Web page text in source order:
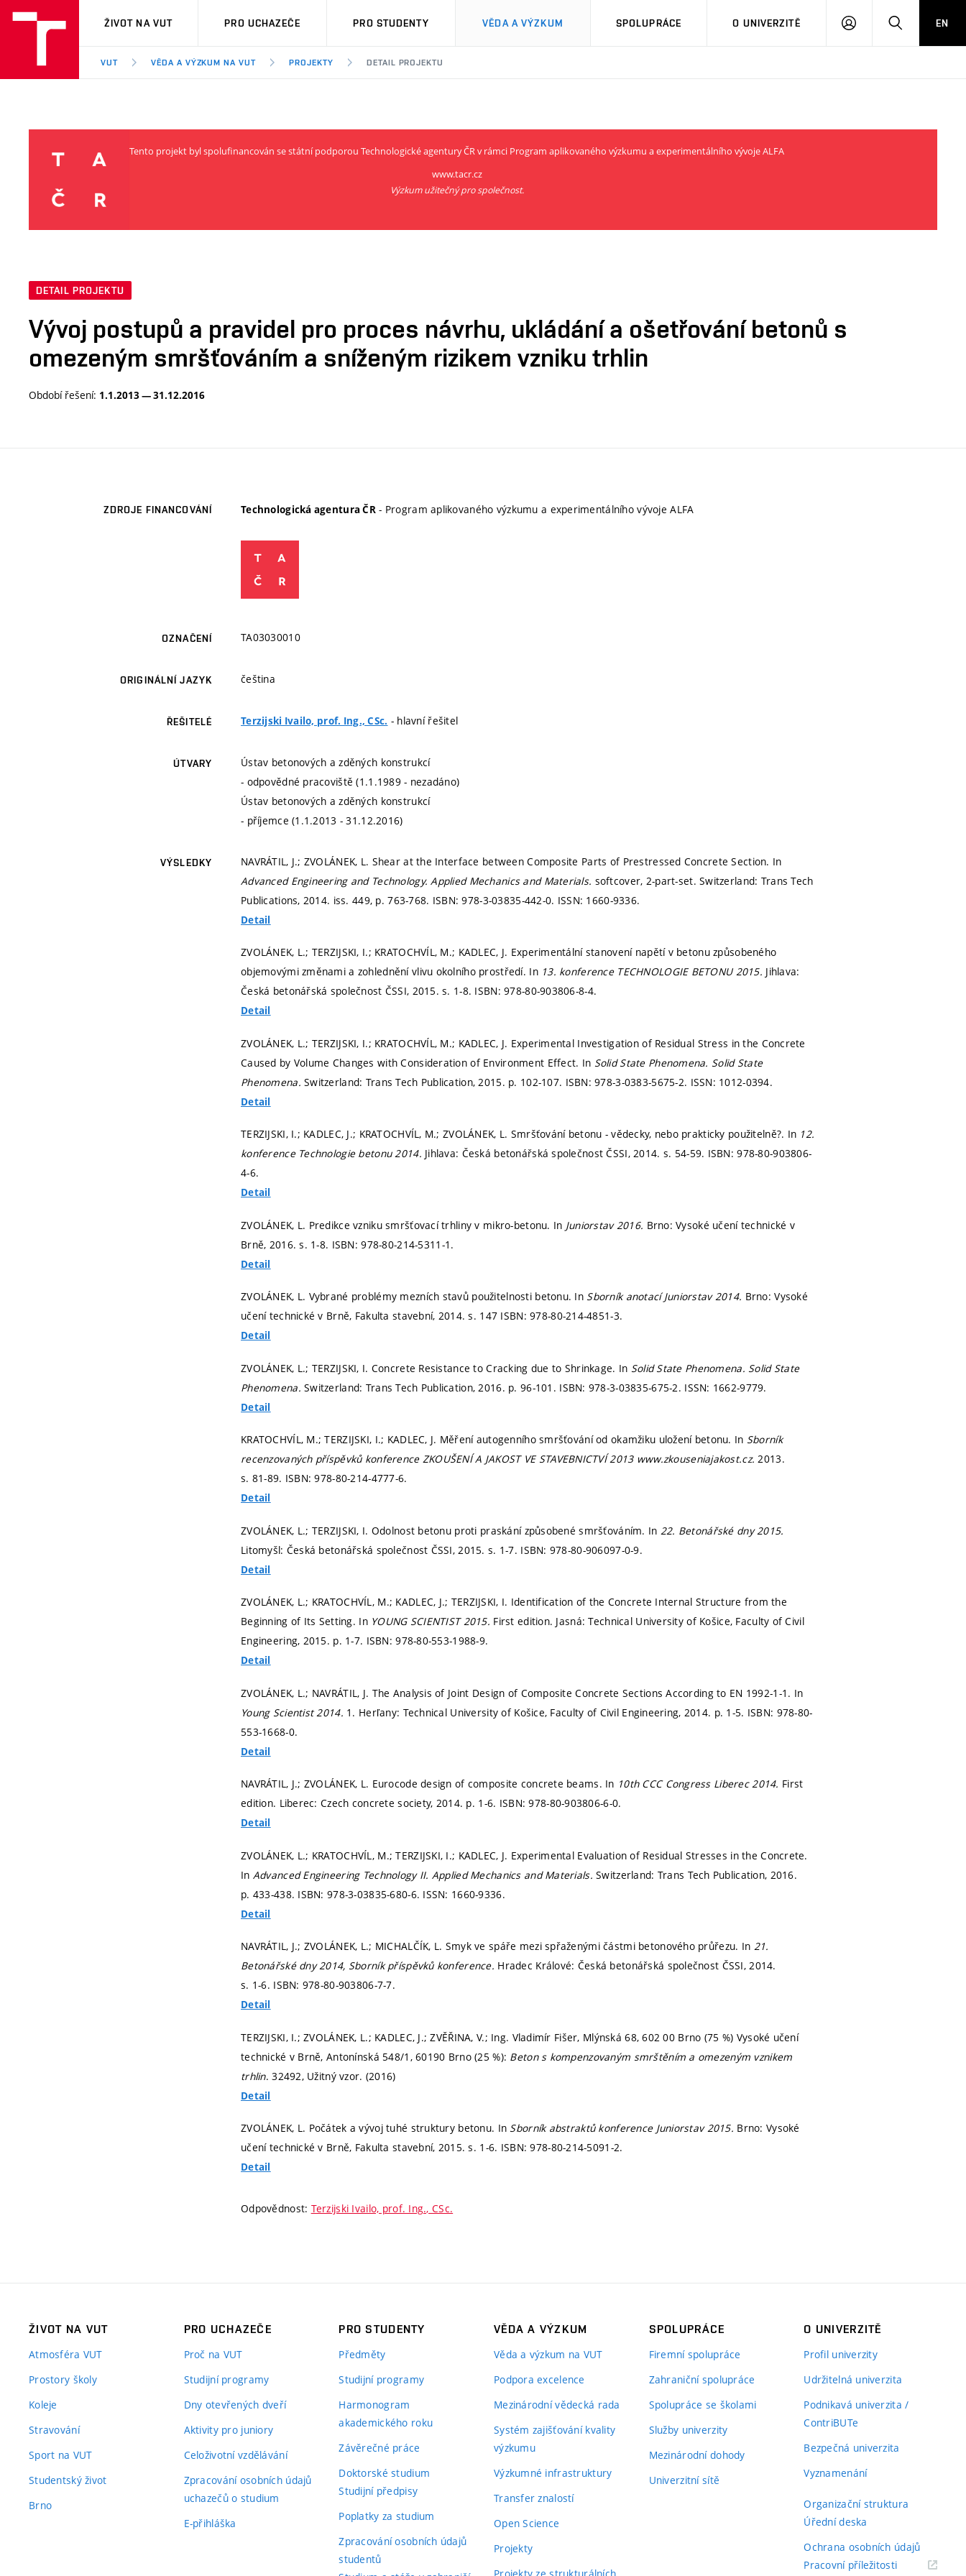
VUT
ŽIVOT NA VUT PRO UCHAZEČE PRO STUDENTY VĚDA A VÝZKUM SPOLUPRÁCE O UNIVERZITĚ
PŘIHLÁSIT HLEDATEN
VUT VĚDA A VÝZKUM NA VUT PROJEKTY DETAIL PROJEKTU
Tento projekt byl spolufinancován se státní podporou Technologické agentury ČR v rámci Program aplikovaného výzkumu a experimentálního vývoje ALFA
www.tacr.cz
Výzkum užitečný pro společnost.
DETAIL PROJEKTU
Vývoj postupů a pravidel pro proces návrhu, ukládání a ošetřování betonů s
omezeným smršťováním a sníženým rizikem vzniku trhlin
Období řešení: 1.1.2013 — 31.12.2016
ZDROJE FINANCOVÁNÍ Technologická agentura ČR - Program aplikovaného výzkumu a experimentálního vývoje ALFA
OZNAČENÍ TA03030010
ORIGINÁLNÍ JAZYK čeština
ŘEŠITELÉ Terzijski Ivailo, prof. Ing., CSc. - hlavní řešitel
ÚTVARY
Ústav betonových a zděných konstrukcí
- odpovědné pracoviště (1.1.1989 - nezadáno)
Ústav betonových a zděných konstrukcí
- příjemce (1.1.2013 - 31.12.2016)
VÝSLEDKY
NAVRÁTIL, J.; ZVOLÁNEK, L. Shear at the Interface between Composite Parts of Prestressed Concrete Section. In
Advanced Engineering and Technology.Applied Mechanics and Materials. softcover, 2-part-set. Switzerland: Trans Tech
Publications, 2014. iss. 449, p. 763-768. ISBN: 978-3-03835-442-0. ISSN: 1660-9336.
Detail
ZVOLÁNEK, L.; TERZIJSKI, I.; KRATOCHVÍL, M.; KADLEC, J. Experimentální stanovení napětí v betonu způsobeného
objemovými změnami a zohlednění vlivu okolního prostředí. In 13. konference TECHNOLOGIE BETONU 2015. Jihlava:
Česká betonářská společnost ČSSI, 2015.s. 1-8. ISBN: 978-80-903806-8-4.
Detail
ZVOLÁNEK, L.; TERZIJSKI, I.; KRATOCHVÍL, M.; KADLEC, J. Experimental Investigation of Residual Stress in the Concrete
Caused by Volume Changes with Consideration of Environment Effect. In Solid State Phenomena. Solid State
Phenomena.Switzerland: Trans Tech Publication, 2015. p. 102-107. ISBN: 978-3-0383-5675-2. ISSN: 1012-0394.
Detail
TERZIJSKI, I.; KADLEC, J.; KRATOCHVÍL, M.; ZVOLÁNEK, L. Smršťování betonu - vědecky, nebo prakticky použitelně?. In 12.
konference Technologie betonu 2014. Jihlava: Česká betonářská společnost ČSSI, 2014. s. 54-59. ISBN: 978-80-903806-
4-6.
Detail
ZVOLÁNEK, L. Predikce vzniku smršťovací trhliny v mikro-betonu. In Juniorstav 2016. Brno: Vysoké učení technické v
Brně, 2016.s. 1-8. ISBN: 978-80-214-5311-1.
Detail
ZVOLÁNEK, L. Vybrané problémy mezních stavů použitelnosti betonu. In Sborník anotací Juniorstav 2014. Brno: Vysoké
učení technické v Brně, Fakulta stavební, 2014.s. 147 ISBN: 978-80-214-4851-3.
Detail
ZVOLÁNEK, L.; TERZIJSKI, I. Concrete Resistance to Cracking due to Shrinkage. In Solid State Phenomena. Solid State
Phenomena.Switzerland: Trans Tech Publication, 2016. p. 96-101. ISBN: 978-3-03835-675-2. ISSN: 1662-9779.
Detail
KRATOCHVÍL, M.; TERZIJSKI, I.; KADLEC, J. Měření autogenního smršťování od okamžiku uložení betonu. In Sborník
recenzovaných příspěvků konference ZKOUŠENÍ A JAKOST VE STAVEBNICTVÍ 2013 www.zkouseniajakost.cz.2013.
s. 81-89. ISBN: 978-80-214-4777-6.
Detail
ZVOLÁNEK, L.; TERZIJSKI, I. Odolnost betonu proti praskání způsobené smršťováním. In 22. Betonářské dny 2015.
Litomyšl: Česká betonářská společnost ČSSI, 2015. s. 1-7. ISBN: 978-80-906097-0-9.
Detail
ZVOLÁNEK, L.; KRATOCHVÍL, M.; KADLEC, J.; TERZIJSKI, I. Identification of the Concrete Internal Structure from the
Beginning of Its Setting. In YOUNG SCIENTIST 2015. First edition. Jasná: Technical University of Košice, Faculty of Civil
Engineering, 2015. p. 1-7. ISBN: 978-80-553-1988-9.
Detail
ZVOLÁNEK, L.; NAVRÁTIL, J. The Analysis of Joint Design of Composite Concrete Sections According to EN 1992-1-1. In
Young Scientist 2014. 1. Herľany: Technical University of Košice, Faculty of Civil Engineering, 2014. p. 1-5. ISBN: 978-80-
553-1668-0.
Detail
NAVRÁTIL, J.; ZVOLÁNEK, L. Eurocode design of composite concrete beams. In 10th CCC Congress Liberec 2014. First
edition. Liberec: Czech concrete society, 2014. p. 1-6. ISBN: 978-80-903806-6-0.
Detail
ZVOLÁNEK, L.; KRATOCHVÍL, M.; TERZIJSKI, I.; KADLEC, J. Experimental Evaluation of Residual Stresses in the Concrete.
In Advanced Engineering Technology II. Applied Mechanics and Materials.Switzerland: Trans Tech Publication, 2016.
p. 433-438. ISBN: 978-3-03835-680-6. ISSN: 1660-9336.
Detail
NAVRÁTIL, J.; ZVOLÁNEK, L.; MICHALČÍK, L. Smyk ve spáře mezi spřaženými částmi betonového průřezu. In 21.
Betonářské dny 2014, Sborník příspěvků konference. Hradec Králové: Česká betonářská společnost ČSSI, 2014.
s. 1-6. ISBN: 978-80-903806-7-7.
Detail
TERZIJSKI, I.; ZVOLÁNEK, L.; KADLEC, J.; ZVĚŘINA, V.; Ing. Vladimír Fišer, Mlýnská 68, 602 00 Brno (75 %) Vysoké učení
technické v Brně, Antonínská 548/1, 60190 Brno (25 %): Beton s kompenzovaným smrštěním a omezeným vznikem
trhlin. 32492, Užitný vzor. (2016)
Detail
ZVOLÁNEK, L. Počátek a vývoj tuhé struktury betonu. In Sborník abstraktů konference Juniorstav 2015. Brno: Vysoké
učení technické v Brně, Fakulta stavební, 2015.s. 1-6. ISBN: 978-80-214-5091-2.
Detail
Odpovědnost: Terzijski Ivailo, prof. Ing., CSc.
ŽIVOT NA VUT
Atmosféra VUT
Prostory školy
Koleje
Stravování
Sport na VUT
Studentský život
Brno
PRO UCHAZEČE
Proč na VUT
Studijní programy
Dny otevřených dveří
Aktivity pro juniory
Celoživotní vzdělávání
Zpracování osobních údajů
uchazečů o studium
E-přihláška
PRO STUDENTY
Předměty
Studijní programy
Harmonogram
akademického roku
Závěrečné práce
Doktorské studium
Studijní předpisy
Poplatky za studium
Zpracování osobních údajů
studentů
VĚDA A VÝZKUM
Věda a výzkum na VUT
Podpora excelence
Mezinárodní vědecká rada
Systém zajišťování kvality
výzkumu
Výzkumné infrastruktury
Transfer znalostí
Open Science
Projekty
SPOLUPRÁCE
Firemní spolupráce
Zahraniční spolupráce
Spolupráce se školami
Služby univerzity
Mezinárodní dohody
Univerzitní sítě
O UNIVERZITĚ
Profil univerzity
Udržitelná univerzita
Podnikavá univerzita /
ContriBUTe
Bezpečná univerzita
Vyznamenání
Organizační struktura
Úřední deska
Ochrana osobních údajů
Pracovní příležitosti(externí